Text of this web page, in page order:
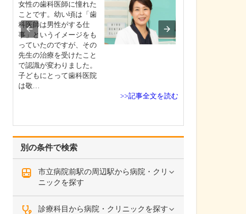
別の条件で検索
市立病院前駅の周辺駅から病院・クリ
ニックを探す
診療科目から病院・クリニックを探す
女性の歯科医師に憧れた
ことです。幼い頃は「歯
科医師は男性がする仕
事」というイメージをも
っていたのですが、その
先生の治療を受けたこと
で認識が変わりました。
子どもにとって歯科医院
は敬…
>>記事全文を読む